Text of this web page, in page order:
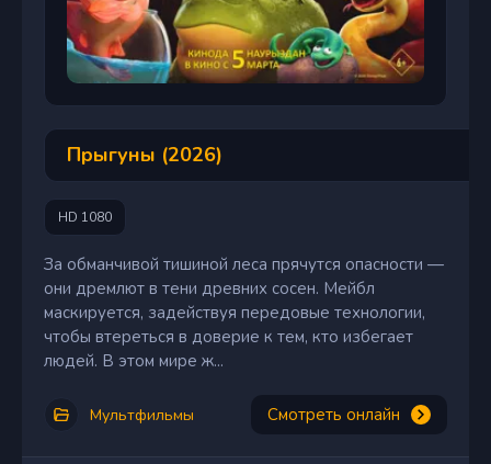
Прыгуны (2026)
HD 1080
За обманчивой тишиной леса прячутся опасности —
они дремлют в тени древних сосен. Мейбл
маскируется, задействуя передовые технологии,
чтобы втереться в доверие к тем, кто избегает
людей. В этом мире ж...
Мультфильмы Смотреть онлайн